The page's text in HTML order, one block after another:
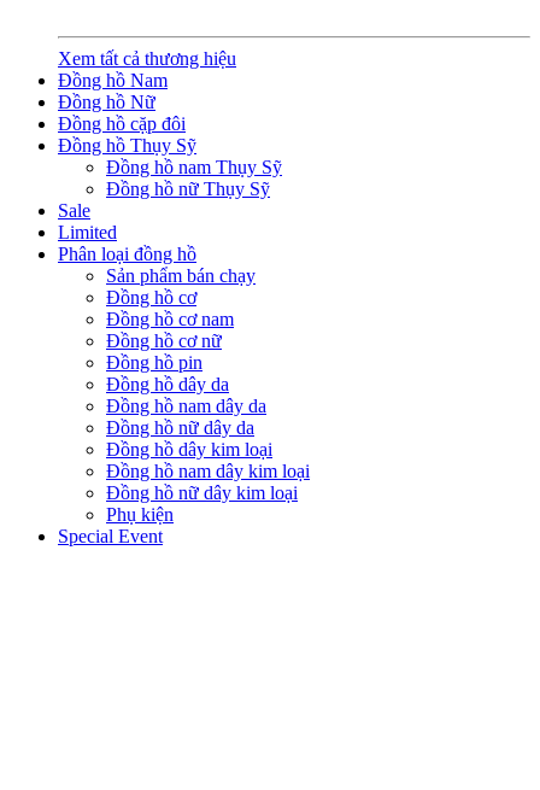
Xem tất cả thương hiệu
Đồng hồ Nam
Đồng hồ Nữ
Đồng hồ cặp đôi
Đồng hồ Thụy Sỹ
Đồng hồ nam Thụy Sỹ
Đồng hồ nữ Thụy Sỹ
Sale
Limited
Phân loại đồng hồ
Sản phẩm bán chạy
Đồng hồ cơ
Đồng hồ cơ nam
Đồng hồ cơ nữ
Đồng hồ pin
Đồng hồ dây da
Đồng hồ nam dây da
Đồng hồ nữ dây da
Đồng hồ dây kim loại
Đồng hồ nam dây kim loại
Đồng hồ nữ dây kim loại
Phụ kiện
Special Event